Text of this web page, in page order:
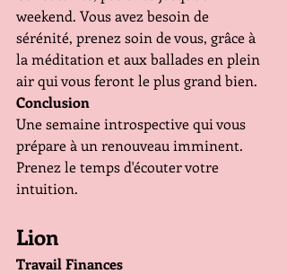
weekend. Vous avez besoin de
sérénité, prenez soin de vous, grâce à
la méditation et aux ballades en plein
air qui vous feront le plus grand bien.
Conclusion
Une semaine introspective qui vous
prépare à un renouveau imminent.
Prenez le temps d'écouter votre
intuition.
Lion
Travail Finances